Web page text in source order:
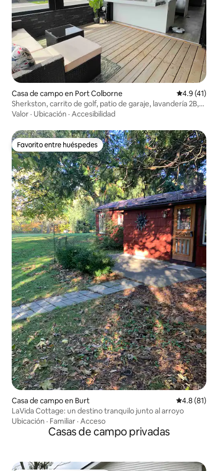
Casa de campo en Port Colborne Calificación
4.9 (41)
Sherkston, carrito de golf, patio de garaje, lavandería 2B,
2BA
Valor · Ubicación · Accesibilidad
Favorito entre huéspedes
Favorito entre huéspedes
Casa de campo en Burt Calificación
4.8 (81)
LaVida Cottage: un destino tranquilo junto al arroyo
Ubicación · Familiar · Acceso
Casas de campo privadas